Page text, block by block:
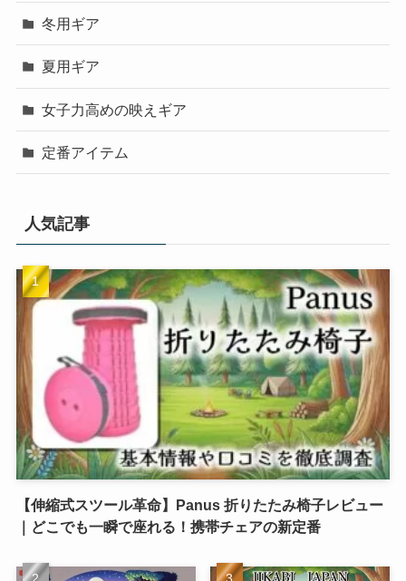
冬用ギア
夏用ギア
女子力高めの映えギア
定番アイテム
人気記事
【伸縮式スツール革命】Panus 折りたたみ椅子レビュー
｜どこでも一瞬で座れる！携帯チェアの新定番